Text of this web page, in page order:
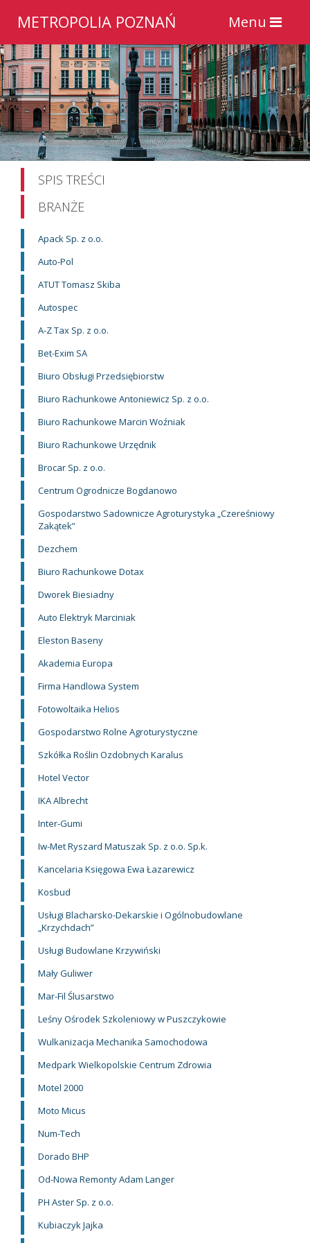
Toggle
navigation
Menu
METROPOLIA POZNAŃ
SPIS TREŚCI
BRANŻE
Apack Sp. z o.o.
Auto-Pol
ATUT Tomasz Skiba
Autospec
A-Z Tax Sp. z o.o.
Bet-Exim SA
Biuro Obsługi Przedsiębiorstw
Biuro Rachunkowe Antoniewicz Sp. z o.o.
Biuro Rachunkowe Marcin Woźniak
Biuro Rachunkowe Urzędnik
Brocar Sp. z o.o.
Centrum Ogrodnicze Bogdanowo
Gospodarstwo Sadownicze Agroturystyka „Czereśniowy
Zakątek”
Dezchem
Biuro Rachunkowe Dotax
Dworek Biesiadny
Auto Elektryk Marciniak
Eleston Baseny
Akademia Europa
Firma Handlowa System
Fotowoltaika Helios
Gospodarstwo Rolne Agroturystyczne
Szkółka Roślin Ozdobnych Karalus
Hotel Vector
IKA Albrecht
Inter-Gumi
Iw-Met Ryszard Matuszak Sp. z o.o. Sp.k.
Kancelaria Księgowa Ewa Łazarewicz
Kosbud
Usługi Blacharsko-Dekarskie i Ogólnobudowlane
„Krzychdach”
Usługi Budowlane Krzywiński
Mały Guliwer
Mar-Fil Ślusarstwo
Leśny Ośrodek Szkoleniowy w Puszczykowie
Wulkanizacja Mechanika Samochodowa
Medpark Wielkopolskie Centrum Zdrowia
Motel 2000
Moto Micus
Num-Tech
Dorado BHP
Od-Nowa Remonty Adam Langer
PH Aster Sp. z o.o.
Kubiaczyk Jajka